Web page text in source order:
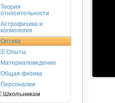
Теория
относительности
Астрофизика и
космология
Оптика
Опыты
Материаловедение
Общая физика
Персоналии
Школьникам